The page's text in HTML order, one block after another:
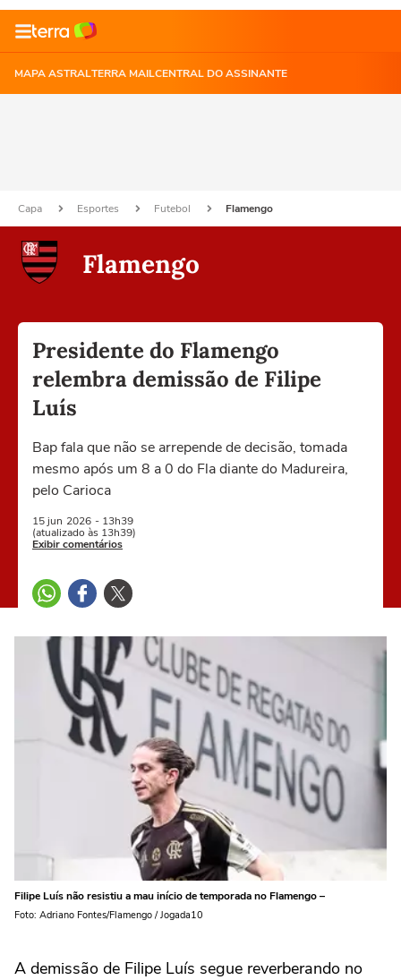
MAPA ASTRALTERRA MAILCENTRAL DO ASSINANTE
Capa Esportes Futebol Flamengo
Flamengo
Presidente do Flamengo
relembra demissão de Filipe
Luís
Bap fala que não se arrepende de decisão, tomada
mesmo após um 8 a 0 do Fla diante do Madureira,
pelo Carioca
15 jun 2026 - 13h39
(atualizado às 13h39)
Exibir comentários
Filipe Luís não resistiu a mau início de temporada no Flamengo –
Foto: Adriano Fontes/Flamengo / Jogada10
A demissão de Filipe Luís segue reverberando no